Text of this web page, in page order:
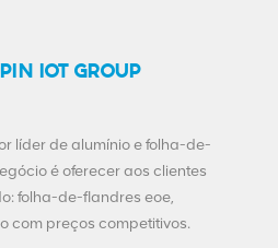
200-
IOT GROUP
líder de alumínio e folha-de-
é oferecer aos clientes
folha-de-flandres eoe,
com preços competitivos.